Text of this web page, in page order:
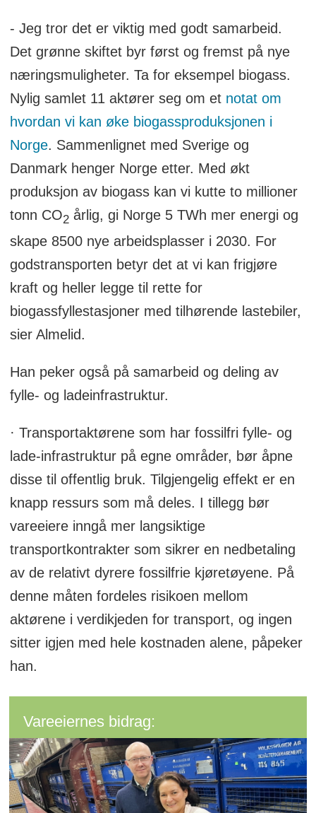
- Jeg tror det er viktig med godt samarbeid.
Det grønne skiftet byr først og fremst på nye
næringsmuligheter. Ta for eksempel biogass.
Nylig samlet 11 aktører seg om et notat om
hvordan vi kan øke biogassproduksjonen i
Norge. Sammenlignet med Sverige og
Danmark henger Norge etter. Med økt
produksjon av biogass kan vi kutte to millioner
tonn CO2årlig, gi Norge 5 TWh mer energi og
skape 8500 nye arbeidsplasser i 2030. For
godstransporten betyr det at vi kan frigjøre
kraft og heller legge til rette for
biogassfyllestasjoner med tilhørende lastebiler,
sier Almelid.
Han peker også på samarbeid og deling av
fylle- og ladeinfrastruktur.
· Transportaktørene som har fossilfri fylle- og
lade-infrastruktur på egne områder, bør åpne
disse til offentlig bruk. Tilgjengelig effekt er en
knapp ressurs som må deles. I tillegg bør
vareeiere inngå mer langsiktige
transportkontrakter som sikrer en nedbetaling
av de relativt dyrere fossilfrie kjøretøyene. På
denne måten fordeles risikoen mellom
aktørene i verdikjeden for transport, og ingen
sitter igjen med hele kostnaden alene, påpeker
han.
Vareeiernes bidrag: